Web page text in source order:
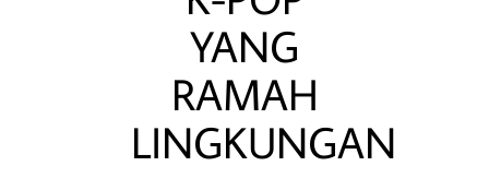
YANG
RAMAH
LINGKUNGAN